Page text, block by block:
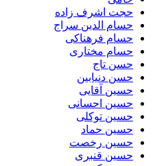
حجت اشرف زاده
حسام الدین سراج
حسام فرهناکی
حسام مختاری
حسن تاج
حسن دنیابین
حسین آقایی
حسین احسانی
حسین توکلی
حسین حماد
حسین رخصت
حسین قنبری